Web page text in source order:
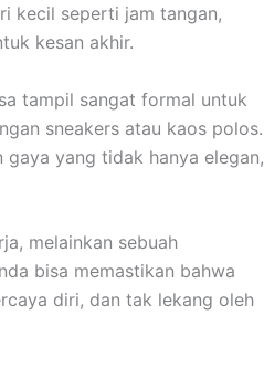
kecil seperti jam tangan,
kesan akhir.
tampil sangat formal untuk
sneakers atau kaos polos.
yang tidak hanya elegan,
melainkan sebuah
bisa memastikan bahwa
diri, dan tak lekang oleh